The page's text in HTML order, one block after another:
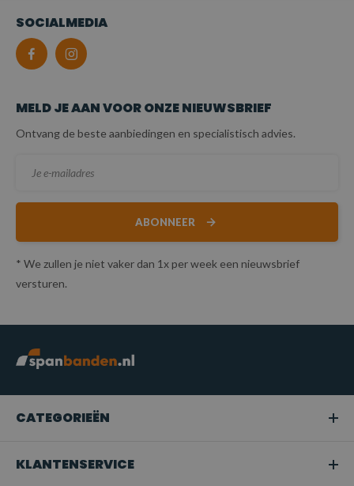
SOCIALMEDIA
MELD JE AAN VOOR ONZE NIEUWSBRIEF
Ontvang de beste aanbiedingen en specialistisch advies.
ABONNEER
* We zullen je niet vaker dan 1x per week een nieuwsbrief
versturen.
CATEGORIEËN
KLANTENSERVICE